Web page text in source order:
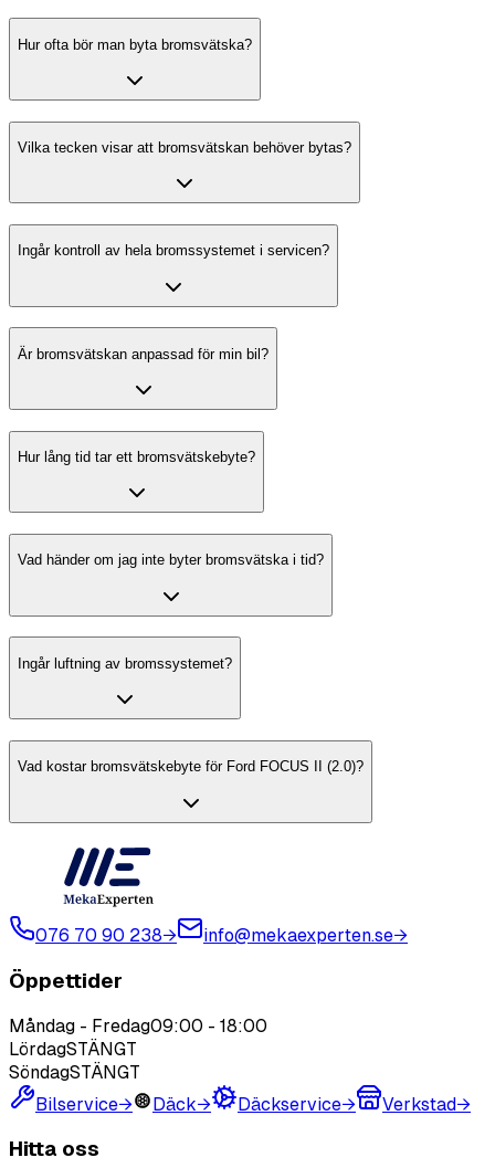
Hur ofta bör man byta bromsvätska?
Vilka tecken visar att bromsvätskan behöver bytas?
Ingår kontroll av hela bromssystemet i servicen?
Är bromsvätskan anpassad för min bil?
Hur lång tid tar ett bromsvätskebyte?
Vad händer om jag inte byter bromsvätska i tid?
Ingår luftning av bromssystemet?
Vad kostar bromsvätskebyte för Ford FOCUS II (2.0)?
076 70 90 238→ info@mekaexperten.se→
Öppettider
Måndag - Fredag09:00 - 18:00
LördagSTÄNGT
SöndagSTÄNGT
Bilservice→ Däck→ Däckservice→ Verkstad→
Hitta oss